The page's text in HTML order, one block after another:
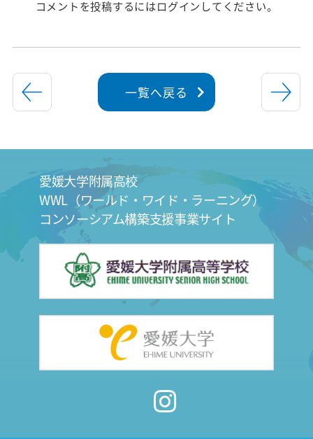
コメントを投稿するにはログイン してください。
一覧へ戻る
愛媛大学附属高校
WWL（ワールド・ワイド・ラーニング）
コンソーシアム構築支援事業サイト